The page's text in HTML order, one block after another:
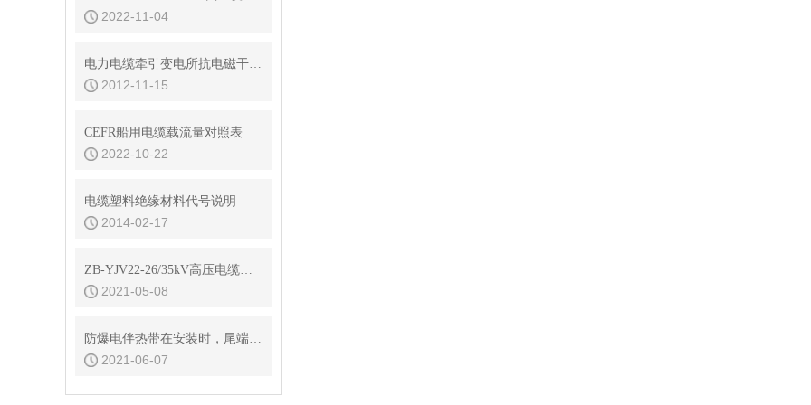
2022-11-04
电力电缆牵引变电所抗电磁干扰的措施
2012-11-15
CEFR船用电缆载流量对照表
2022-10-22
电缆塑料绝缘材料代号说明
2014-02-17
ZB-YJV22-26/35kV高压电缆直流电阻
2021-05-08
防爆电伴热带在安装时，尾端密封需要注意什么？
2021-06-07